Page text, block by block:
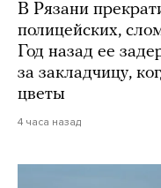
В Рязани
полицейских,
Год назад ее
за закладчицу,
цветы
4 часа назад